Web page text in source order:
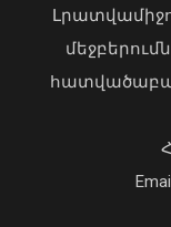
նախագահը
նախագահին
04 Օգոստոս, 2026